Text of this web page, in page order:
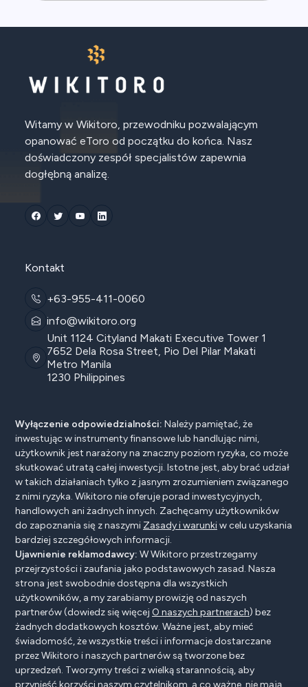
Witamy w Wikitoro, przewodniku pozwalającym
opanować eToro od początku do końca. Nasz
doświadczony zespół specjalistów zapewnia
dogłębną analizę.
Kontakt
+63-955-411-0060
info@wikitoro.org
Unit 1124 Cityland Makati Executive Tower 1
7652 Dela Rosa Street, Pio Del Pilar Makati
Metro Manila
1230 Philippines
Wyłączenie odpowiedzialności: Należy pamiętać, że
inwestując w instrumenty finansowe lub handlując nimi,
użytkownik jest narażony na znaczny poziom ryzyka, co może
skutkować utratą całej inwestycji. Istotne jest, aby brać udział
w takich działaniach tylko z jasnym zrozumieniem związanego
z nimi ryzyka. Wikitoro nie oferuje porad inwestycyjnych,
handlowych ani żadnych innych. Zachęcamy użytkowników
do zapoznania się z naszymi Zasady i warunkiw celu uzyskania
bardziej szczegółowych informacji.
Ujawnienie reklamodawcy: W Wikitoro przestrzegamy
przejrzystości i zaufania jako podstawowych zasad. Nasza
strona jest swobodnie dostępna dla wszystkich
użytkowników, a my zarabiamy prowizję od naszych
partnerów (dowiedz się więcej O naszych partnerach) bez
żadnych dodatkowych kosztów. Ważne jest, aby mieć
świadomość, że wszystkie treści i informacje dostarczane
przez Wikitoro i naszych partnerów są tworzone bez
uprzedzeń. Tworzymy treści z wielką starannością, aby